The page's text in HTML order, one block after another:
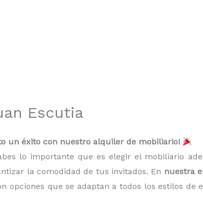
Escutia
un éxito con nuestro alquiler de mobiliario!
lo importante que es elegir el mobiliario
la comodidad de tus invitados. En nuestra
opciones que se adaptan a todos los estilos de